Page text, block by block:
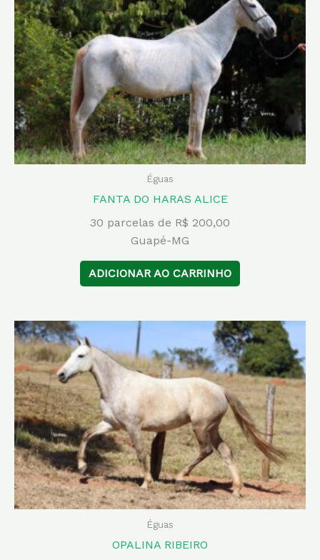
Éguas
FANTA DO HARAS ALICE
30 parcelas de R$ 200,00
Guapé-MG
ADICIONAR AO CARRINHO
Éguas
OPALINA RIBEIRO